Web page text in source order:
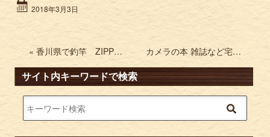
2018年3月3日
« 香川県で釣竿 ZIPPO ジッポライターの買取 カメラの本 雑誌など宅配買取 クラシックカメラ専科 カメラマガジンなど »
サイト内キーワードで検索